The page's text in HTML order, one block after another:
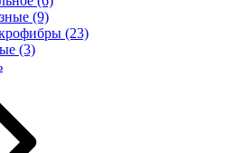
(9)
(23)
(3)